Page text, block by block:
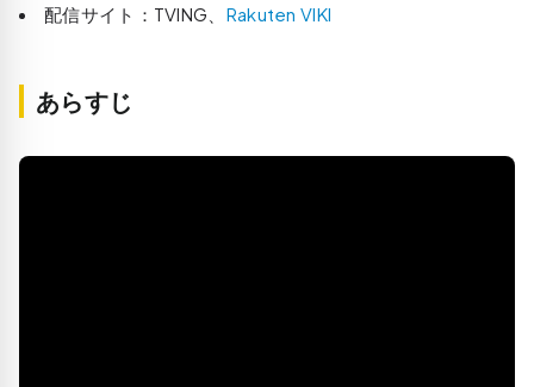
配信サイト：TVING、 Rakuten VIKI
あらすじ